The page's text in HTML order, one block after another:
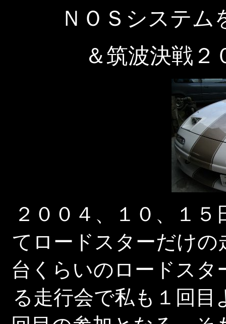
ＮＯＳシステム
＆筑波決戦２
２００４、１０、１
てロードスターだけの
台くらいのロードス
る走行会で私も１回